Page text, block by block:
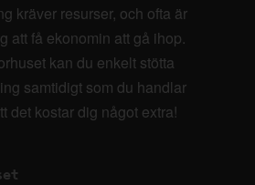
kräver resurser, och ofta är
att få ekonomin att gå ihop.
kan du enkelt stötta
samtidigt som du handlar
det kostar dig något extra!